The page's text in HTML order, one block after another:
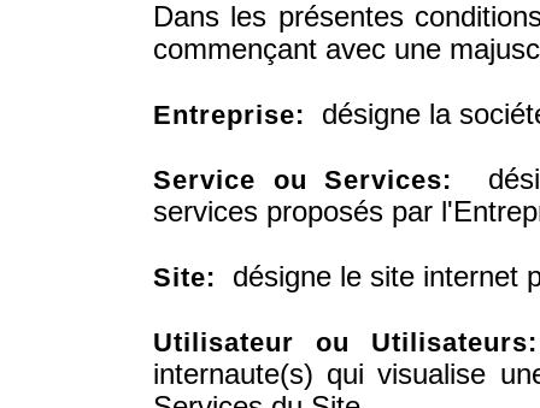
Dans les présentes
commençant avec une
Entreprise: désigne la
Service ou Services:
services proposés par
Site: désigne le site internet
Utilisateur ou Utilisateurs:
internaute(s) qui visualise